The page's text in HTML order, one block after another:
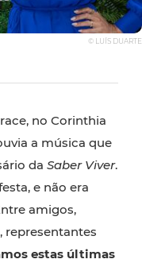
© LUÍS DUARTE
no Corinthia
a música que
da Saber Viver.
e não era
amigos,
representantes
estas últimas